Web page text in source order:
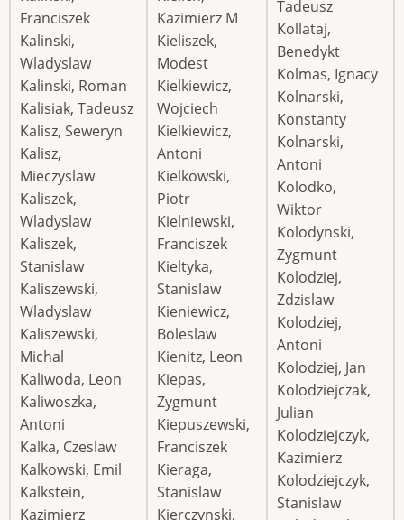
Franciszek
Kalinski,
Wladyslaw
Kalinski, Roman
Kalisiak, Tadeusz
Kalisz, Seweryn
Kalisz,
Mieczyslaw
Kaliszek,
Wladyslaw
Kaliszek,
Stanislaw
Kaliszewski,
Wladyslaw
Kaliszewski,
Michal
Kaliwoda, Leon
Kaliwoszka,
Antoni
Kalka, Czeslaw
Kalkowski, Emil
Kalkstein,
Kazimierz
Kazimierz M
Kieliszek,
Modest
Kielkiewicz,
Wojciech
Kielkiewicz,
Antoni
Kielkowski,
Piotr
Kielniewski,
Franciszek
Kieltyka,
Stanislaw
Kieniewicz,
Boleslaw
Kienitz, Leon
Kiepas,
Zygmunt
Kiepuszewski,
Franciszek
Kieraga,
Stanislaw
Kierczynski,
Tadeusz
Kollataj,
Benedykt
Kolmas, Ignacy
Kolnarski,
Konstanty
Kolnarski,
Antoni
Kolodko,
Wiktor
Kolodynski,
Zygmunt
Kolodziej,
Zdzislaw
Kolodziej,
Antoni
Kolodziej, Jan
Kolodziejczak,
Julian
Kolodziejczyk,
Kazimierz
Kolodziejczyk,
Stanislaw